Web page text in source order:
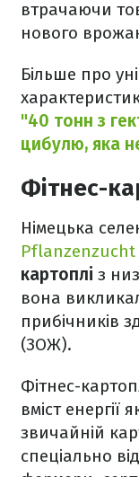
втрачаючи
нового
Більше про
"40 тонн з
цибулю, яка
Фітнес-
Німецька
Pflanzenzucht
картоплі з
вона
прибічників
(ЗОЖ).
Фітнес-
вміст енергії
звичайній
спеціально